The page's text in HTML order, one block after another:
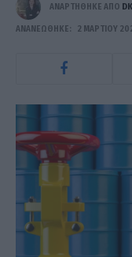
ΑΝΑΡΤΗΘΗΚΕ ΑΠΟ
ΑΝΑΝΕΏΘΗΚΕ: 2 ΜΑΡΤΊΟΥ